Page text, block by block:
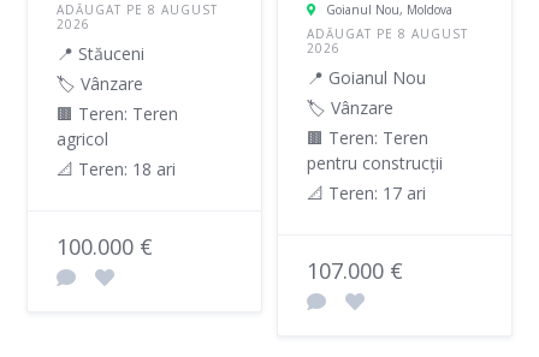
ADĂUGAT PE 8 AUGUST
2026
📍 Stăuceni
🏷️ Vânzare
🟫 Teren: Teren
agricol
📐 Teren: 18 ari
100.000 €
Goianul Nou, Moldova
ADĂUGAT PE 8 AUGUST
2026
📍 Goianul Nou
🏷️ Vânzare
🟫 Teren: Teren
pentru construcții
📐 Teren: 17 ari
107.000 €